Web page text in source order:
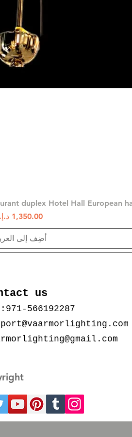
العرض السريعduplex Hotel Hall European
السعر
أضِف إلى
us
566192287